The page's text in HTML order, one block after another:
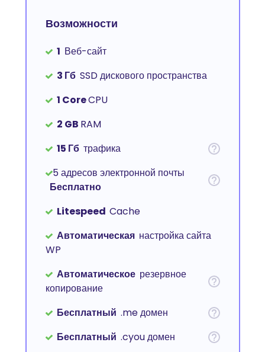
Возможности
1 Веб-сайт
3 Гб SSD дискового пространства
1 CoreCPU
2 GB RAM
15 Гб трафика
5 адресов электронной почты
Бесплатно
Litespeed Cache
Автоматическая настройка сайта
WP
Автоматическое резервное
копирование
Бесплатный .me домен
Бесплатный .cyou домен